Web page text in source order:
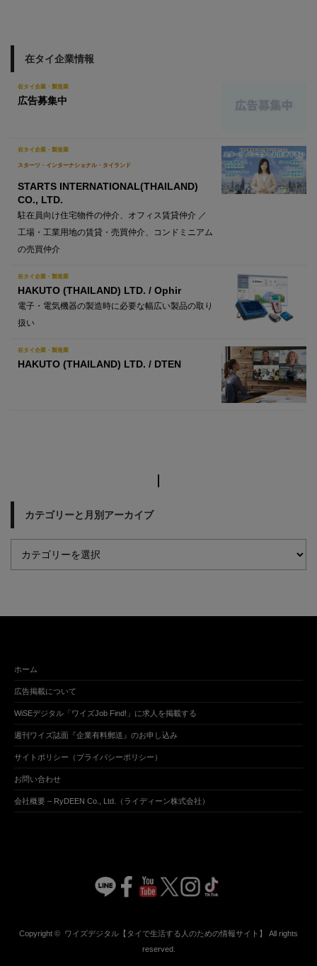
在タイ企業情報
在タイ企業・製造業
広告募集中
在タイ企業・製造業
スターツ・インターナショナル・タイランド
STARTS INTERNATIONAL(THAILAND)
CO., LTD.
駐在員向け住宅物件の仲介、オフィス賃貸仲介 ／
工場・工業用地の賃貸・売買仲介、コンドミニアム
の売買仲介
在タイ企業・製造業
HAKUTO (THAILAND) LTD. / Ophir
電子・電気機器の製造時に必要な幅広い製品の取り
扱い
在タイ企業・製造業
HAKUTO (THAILAND) LTD. / DTEN
カテゴリーと月別アーカイブ
ホーム
広告掲載について
WiSEデジタル「ワイズJob Find!」に求人を掲載する
週刊ワイズ誌面『企業有料郵送』のお申し込み
サイトポリシー（プライバシーポリシー）
お問い合わせ
会社概要 – RyDEEN Co., Ltd.（ライディーン株式会社）
Copyright © ワイズデジタル【タイで生活する人のための情報サイト】
All rights
reserved.